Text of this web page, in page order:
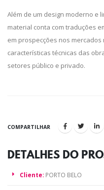
Além de um design moderno e
material conta com traduções
em prospecções nos
características técnicas das
setores público e privado.
COMPARTILHAR
DETALHES DO
Cliente: PORTO BELO